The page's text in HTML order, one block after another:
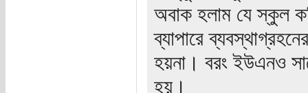
অবাক হলাম যে স্কুল
ব্যাপারে
হয়না। বরং ইউএনও
হয়।